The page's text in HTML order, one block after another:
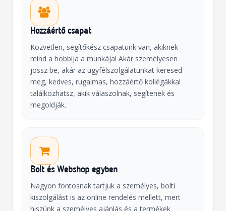
Hozzáértő csapat
Közvetlen, segítőkész csapatunk van, akiknek
mind a hobbija a munkája! Akár személyesen
jössz be, akár az ügyfélszolgálatunkat keresed
meg, kedves, rugalmas, hozzáértő kollégákkal
találkozhatsz, akik válaszolnak, segítenek és
megoldják.
Bolt és Webshop egyben
Nagyon fontosnak tartjuk a személyes, bolti
kiszolgálást is az online rendelés mellett, mert
hiszünk a személyes ajánlás és a termékek